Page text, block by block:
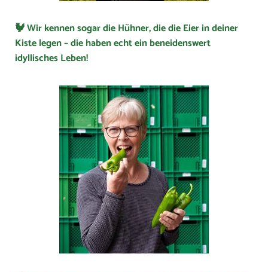
🐓 Wir kennen sogar die Hühner, die die Eier in deiner
Kiste legen – die haben echt ein beneidenswert
idyllisches Leben!